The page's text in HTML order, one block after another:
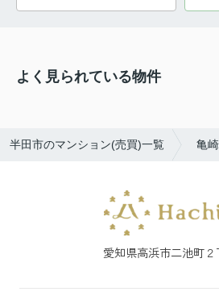
よく見られている物件
半田市のマンション(売買)一覧 亀
愛知県高浜市二池町２